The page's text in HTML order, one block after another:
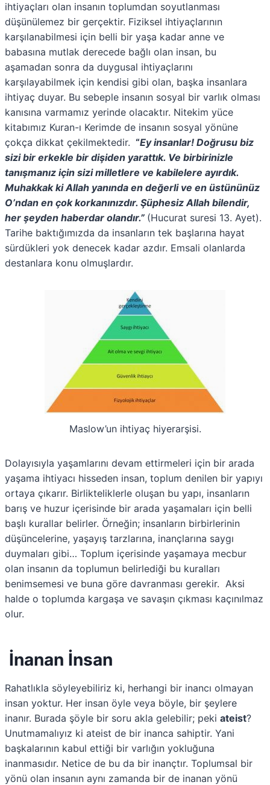
k
s
t
ihtiyaçları olan insanın toplumdan soyutlanması
düşünülemez bir gerçektir. Fiziksel ihtiyaçlarının
karşılanabilmesi için belli bir yaşa kadar anne ve
babasına mutlak derecede bağlı olan insan, bu
aşamadan sonra da duygusal ihtiyaçlarını
karşılayabilmek için kendisi gibi olan, başka insanlara
ihtiyaç duyar. Bu sebeple insanın sosyal bir varlık olması
kanısına varmamız yerinde olacaktır. Nitekim yüce
kitabımız Kuran-ı Kerimde de insanın sosyal yönüne
çokça dikkat çekilmektedir. “Ey insanlar! Doğrusu biz
sizi bir erkekle bir dişiden yarattık. Ve birbirinizle
tanışmanız için sizi milletlere ve kabilelere ayırdık.
Muhakkak ki Allah yanında en değerli ve en üstününüz
O’ndan en çok korkanınızdır. Şüphesiz Allah bilendir,
her şeyden haberdar olandır.” (Hucurat suresi 13. Ayet).
Tarihe baktığımızda da insanların tek başlarına hayat
sürdükleri yok denecek kadar azdır. Emsali olanlarda
destanlara konu olmuşlardır.
Maslow’un ihtiyaç hiyerarşisi.
Dolayısıyla yaşamlarını devam ettirmeleri için bir arada
yaşama ihtiyacı hisseden insan, toplum denilen bir yapıyı
ortaya çıkarır. Birlikteliklerle oluşan bu yapı, insanların
barış ve huzur içerisinde bir arada yaşamaları için belli
başlı kurallar belirler. Örneğin; insanların birbirlerinin
düşüncelerine, yaşayış tarzlarına, inançlarına saygı
duymaları gibi… Toplum içerisinde yaşamaya mecbur
olan insanın da toplumun belirlediği bu kuralları
benimsemesi ve buna göre davranması gerekir. Aksi
halde o toplumda kargaşa ve savaşın çıkması kaçınılmaz
olur.
İnanan İnsan
Rahatlıkla söyleyebiliriz ki, herhangi bir inancı olmayan
insan yoktur. Her insan öyle veya böyle, bir şeylere
inanır. Burada şöyle bir soru akla gelebilir; peki ateist?
Unutmamalıyız ki ateist de bir inanca sahiptir. Yani
başkalarının kabul ettiği bir varlığın yokluğuna
inanmasıdır. Netice de bu da bir inançtır. Toplumsal bir
yönü olan insanın aynı zamanda bir de inanan yönü